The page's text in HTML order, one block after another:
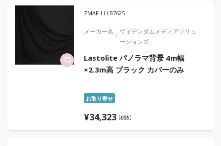
ZMAF-LLLB7625
メーカー名
ヴィデンダムメディアソリュ
ーションズ
Lastolite パノラマ背景 4m幅
×2.3m高 ブラック カバーのみ
お取り寄せ
¥34,323 (税抜)